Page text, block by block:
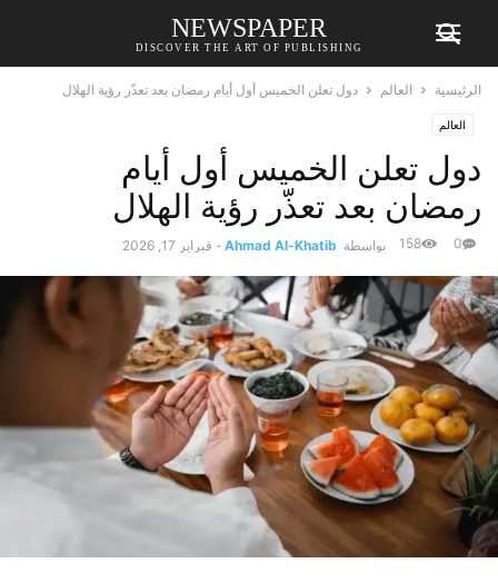
NEWSPAPER
DISCOVER THE ART OF PUBLISHING
الرئيسية العالم دول تعلن الخميس أول أيام رمضان بعد تعذّر رؤية الهلال
العالم
دول تعلن الخميس أول أيام
رمضان بعد تعذّر رؤية الهلال
بواسطة Ahmad Al-Khatib
- فبراير 17, 2026 0
158